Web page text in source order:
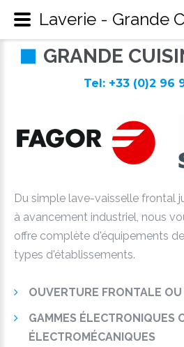
GRANDE CUISI
Tel: +33 (0)2 96
Du simple lave-vaisselle frontal
à avancement industriel, nous
offre complète d'équipements
types d'établissements.
OUVERTURE FRONTALE
GAMMES ÉLECTRONIQUES
ÉLECTROMÉCANIQUES